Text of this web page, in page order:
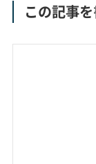
この記事